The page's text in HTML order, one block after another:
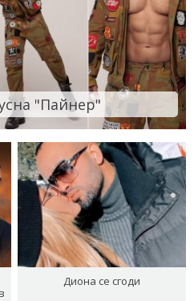
"Пайнер"
Диона се сгоди